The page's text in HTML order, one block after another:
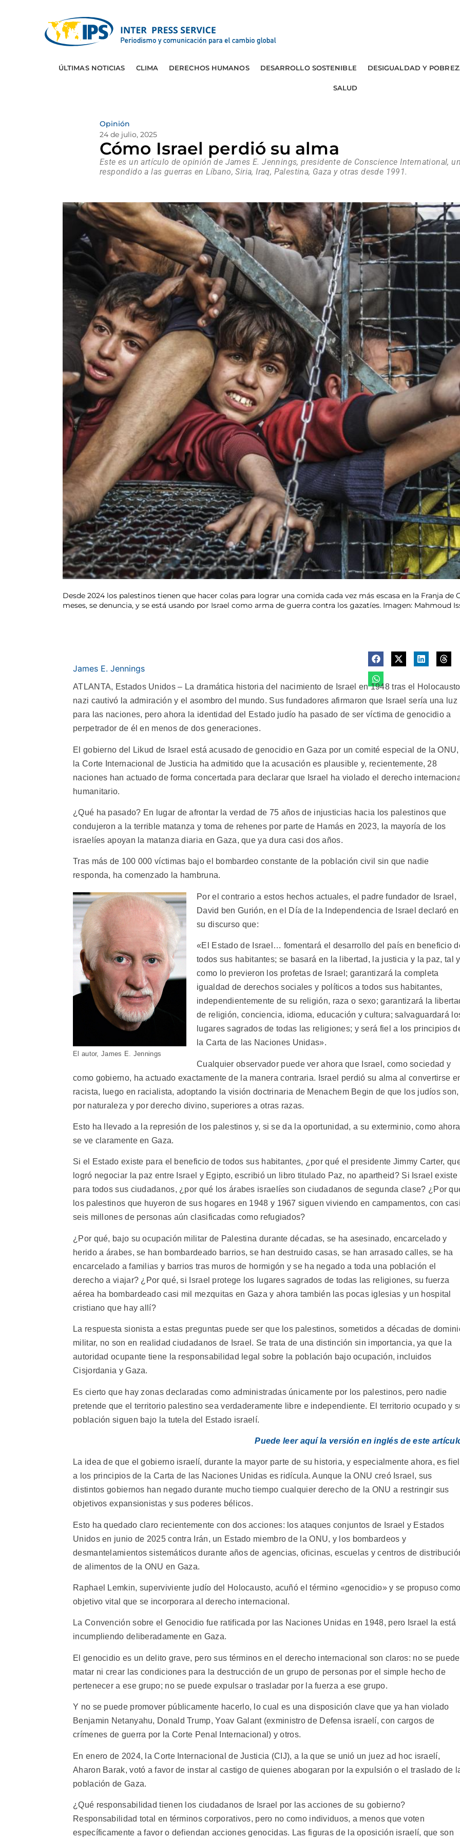
ÚLTIMAS NOTICIAS CLIMA DERECHOS HUMANOS DESARROLLO SOSTENIBLE DESIGUALDAD Y
SALUD
Opinión
24 de julio, 2025
Cómo Israel perdió su alma
Este es un artículo de opinión de James E. Jennings, presidente de Conscience International,
respondido a las guerras en Líbano, Siria, Iraq, Palestina, Gaza y otras desde 1991.
Desde 2024 los palestinos tienen que hacer colas para lograr una comida cada vez más escasa en la Franja
meses, se denuncia, y se está usando por Israel como arma de guerra contra los gazatíes. Imagen: Mahmoud
James E. Jennings
ATLANTA, Estados Unidos – La dramática historia del nacimiento de Israel en 1948 tras el Holocausto
nazi cautivó la admiración y el asombro del mundo. Sus fundadores afirmaron que Israel sería una luz
para las naciones, pero ahora la identidad del Estado judío ha pasado de ser víctima de genocidio a
perpetrador de él en menos de dos generaciones.
El gobierno del Likud de Israel está acusado de genocidio en Gaza por un comité especial de la ONU,
la Corte Internacional de Justicia ha admitido que la acusación es plausible y, recientemente, 28
naciones han actuado de forma concertada para declarar que Israel ha violado el derecho
humanitario.
¿Qué ha pasado? En lugar de afrontar la verdad de 75 años de injusticias hacia los palestinos que
condujeron a la terrible matanza y toma de rehenes por parte de Hamás en 2023, la mayoría de los
israelíes apoyan la matanza diaria en Gaza, que ya dura casi dos años.
Tras más de 100 000 víctimas bajo el bombardeo constante de la población civil sin que nadie
responda, ha comenzado la hambruna.
El autor, James E. Jennings
Por el contrario a estos hechos actuales, el padre fundador de Israel,
David ben Gurión, en el Día de la Independencia de Israel declaró en
su discurso que:
«El Estado de Israel… fomentará el desarrollo del país en beneficio
todos sus habitantes; se basará en la libertad, la justicia y la paz, tal y
como lo previeron los profetas de Israel; garantizará la completa
igualdad de derechos sociales y políticos a todos sus habitantes,
independientemente de su religión, raza o sexo; garantizará la
de religión, conciencia, idioma, educación y cultura; salvaguardará
lugares sagrados de todas las religiones; y será fiel a los principios
la Carta de las Naciones Unidas».
Cualquier observador puede ver ahora que Israel, como sociedad y
como gobierno, ha actuado exactamente de la manera contraria. Israel perdió su alma al convertirse
racista, luego en racialista, adoptando la visión doctrinaria de Menachem Begin de que los judíos son,
por naturaleza y por derecho divino, superiores a otras razas.
Esto ha llevado a la represión de los palestinos y, si se da la oportunidad, a su exterminio, como ahora
se ve claramente en Gaza.
Si el Estado existe para el beneficio de todos sus habitantes, ¿por qué el presidente Jimmy Carter,
logró negociar la paz entre Israel y Egipto, escribió un libro titulado Paz, no apartheid? Si Israel existe
para todos sus ciudadanos, ¿por qué los árabes israelíes son ciudadanos de segunda clase? ¿Por
los palestinos que huyeron de sus hogares en 1948 y 1967 siguen viviendo en campamentos, con
seis millones de personas aún clasificadas como refugiados?
¿Por qué, bajo su ocupación militar de Palestina durante décadas, se ha asesinado, encarcelado y
herido a árabes, se han bombardeado barrios, se han destruido casas, se han arrasado calles, se ha
encarcelado a familias y barrios tras muros de hormigón y se ha negado a toda una población el
derecho a viajar? ¿Por qué, si Israel protege los lugares sagrados de todas las religiones, su fuerza
aérea ha bombardeado casi mil mezquitas en Gaza y ahora también las pocas iglesias y un hospital
cristiano que hay allí?
La respuesta sionista a estas preguntas puede ser que los palestinos, sometidos a décadas de
militar, no son en realidad ciudadanos de Israel. Se trata de una distinción sin importancia, ya que la
autoridad ocupante tiene la responsabilidad legal sobre la población bajo ocupación, incluidos
Cisjordania y Gaza.
Es cierto que hay zonas declaradas como administradas únicamente por los palestinos, pero nadie
pretende que el territorio palestino sea verdaderamente libre e independiente. El territorio ocupado y
población siguen bajo la tutela del Estado israelí.
Puede leer aquí la versión en inglés de este
La idea de que el gobierno israelí, durante la mayor parte de su historia, y especialmente ahora, es fiel
a los principios de la Carta de las Naciones Unidas es ridícula. Aunque la ONU creó Israel, sus
distintos gobiernos han negado durante mucho tiempo cualquier derecho de la ONU a restringir sus
objetivos expansionistas y sus poderes bélicos.
Esto ha quedado claro recientemente con dos acciones: los ataques conjuntos de Israel y Estados
Unidos en junio de 2025 contra Irán, un Estado miembro de la ONU, y los bombardeos y
desmantelamientos sistemáticos durante años de agencias, oficinas, escuelas y centros de
de alimentos de la ONU en Gaza.
Raphael Lemkin, superviviente judío del Holocausto, acuñó el término «genocidio» y se propuso
objetivo vital que se incorporara al derecho internacional.
La Convención sobre el Genocidio fue ratificada por las Naciones Unidas en 1948, pero Israel la está
incumpliendo deliberadamente en Gaza.
El genocidio es un delito grave, pero sus términos en el derecho internacional son claros: no se puede
matar ni crear las condiciones para la destrucción de un grupo de personas por el simple hecho de
pertenecer a ese grupo; no se puede expulsar o trasladar por la fuerza a ese grupo.
Y no se puede promover públicamente hacerlo, lo cual es una disposición clave que ya han violado
Benjamin Netanyahu, Donald Trump, Yoav Galant (exministro de Defensa israelí, con cargos de
crímenes de guerra por la Corte Penal Internacional) y otros.
En enero de 2024, la Corte Internacional de Justicia (CIJ), a la que se unió un juez ad hoc israelí,
Aharon Barak, votó a favor de instar al castigo de quienes abogaran por la expulsión o el traslado de
población de Gaza.
¿Qué responsabilidad tienen los ciudadanos de Israel por las acciones de su gobierno?
Responsabilidad total en términos corporativos, pero no como individuos, a menos que voten
específicamente a favor o defiendan acciones genocidas. Las figuras de la oposición israelí, que son